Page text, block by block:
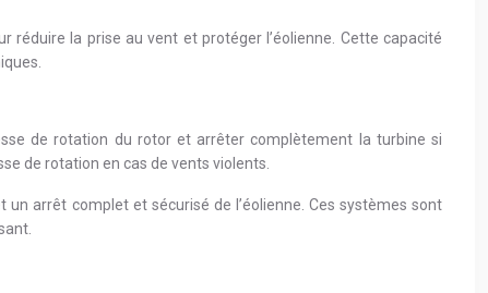
la prise au vent et protéger l’éolienne. Cette capacité
de rotation du rotor et arrêter complètement la turbine si
de rotation en cas de vents violents.
arrêt complet et sécurisé de l’éolienne. Ces systèmes sont